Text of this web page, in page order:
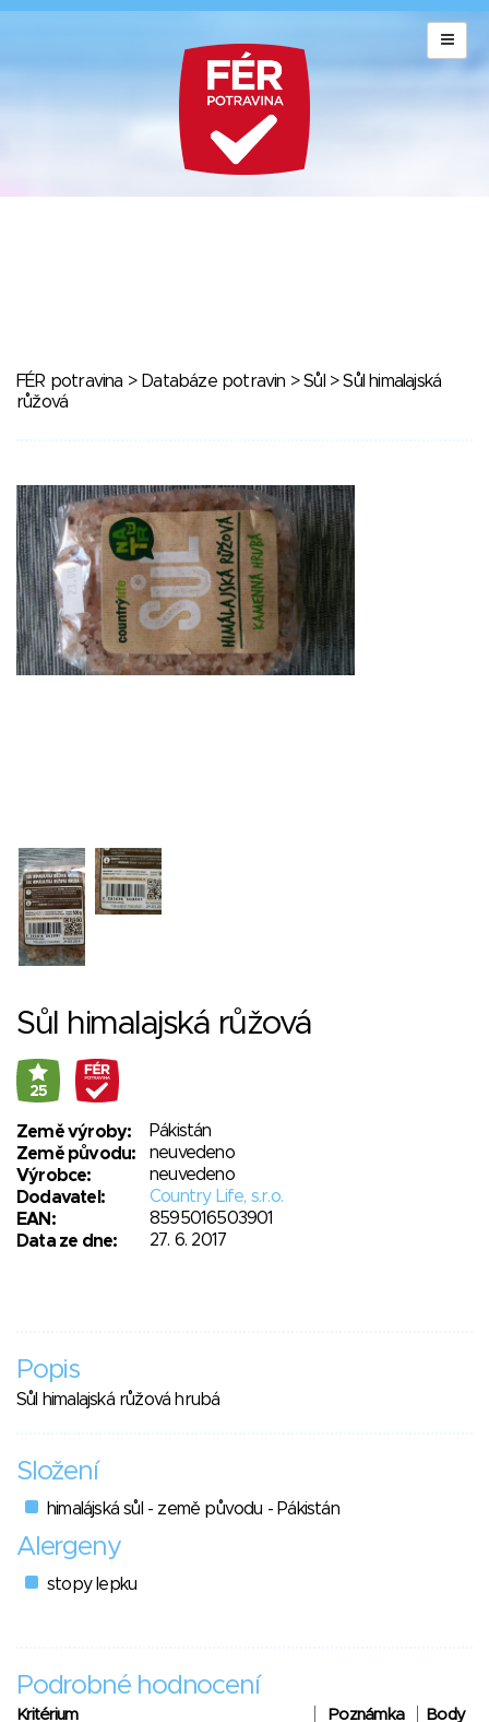
FÉR potravina > Databáze potravin >Sůl > Sůl himalajská
růžová
Sůl himalajská růžová
25
Země výroby:
Pákistán
Země původu:
neuvedeno
Výrobce:
neuvedeno
Dodavatel:
Country Life, s.r.o.
EAN:
8595016503901
Data ze dne:
27. 6. 2017
Popis
Sůl himalajská růžová hrubá
Složení
himalájská sůl - země původu - Pákistán
Alergeny
stopy lepku
Podrobné hodnocení
Kritérium Poznámka Body